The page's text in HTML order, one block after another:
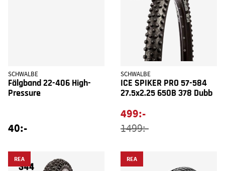
SCHWALBE
Fälgband 22-406 High-
Pressure
40:-
SCHWALBE
ICE SPIKER PRO 57-584
27.5x2.25 650B 378 Dubb
499:-
1499:-
REA REA